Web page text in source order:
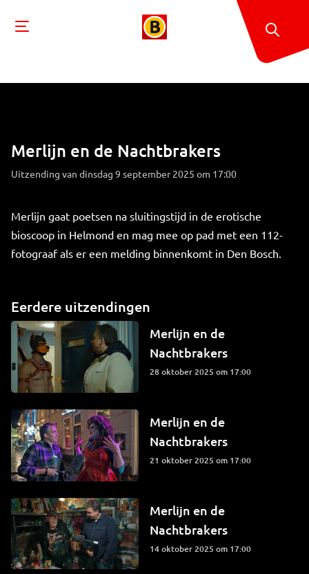
Merlijn en de Nachtbrakers
Uitzending van dinsdag 9 september 2025 om 17:00
Merlijn gaat poetsen na sluitingstijd in de erotische
bioscoop in Helmond en mag mee op pad met een 112-
fotograaf als er een melding binnenkomt in Den Bosch.
Eerdere uitzendingen
Merlijn en de
Nachtbrakers
28 oktober 2025 om 17:00
Merlijn en de
Nachtbrakers
21 oktober 2025 om 17:00
Merlijn en de
Nachtbrakers
14 oktober 2025 om 17:00